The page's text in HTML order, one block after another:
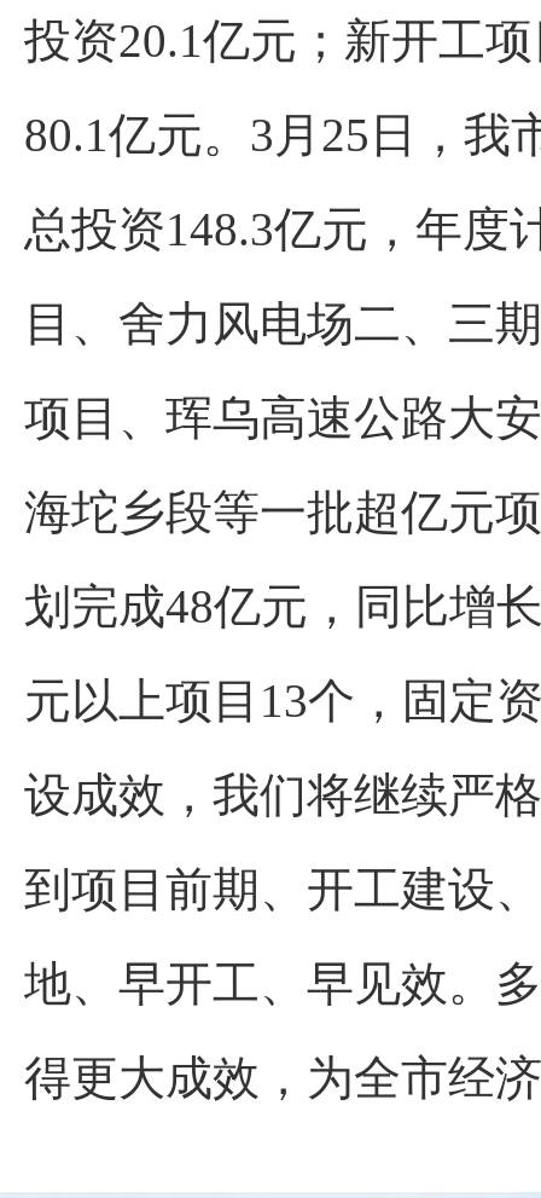
投资20.1亿元；新开工
80.1亿元。3月25日，我
总投资148.3亿元，年度
目、舍力风电场二、三
项目、珲乌高速公路大
海坨乡段等一批超亿元
划完成48亿元，同比增
元以上项目13个，固定
设成效，我们将继续严
到项目前期、开工建设
地、早开工、早见效。
得更大成效，为全市经